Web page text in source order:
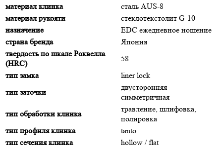
материал клинка
сталь AUS-8
материал рукояти
стеклотекстолит G-10
назначение
EDC ежедневное ношение
страна бренда
Япония
твердость по шкале Роквелла
(HRC)
58
тип замка
liner lock
тип заточки
двусторонняя
симметричная
тип обработки клинка
травление, шлифовка,
полировка
тип профиля клинка
tanto
тип сечения клинка
hollow / flat